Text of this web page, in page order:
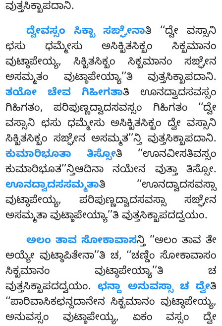
ವುತ್ತಸಿಕ್ಖಾಪದಾನಿ.
ದ್ವೇವಸ್ಸಂ ಸಿಕ್ಖಾ ಸಙ್ಘೇನಾತಿ ‘‘ದ್ವೇ ವಸ್ಸಾನಿ
ಛಸು ಧಮ್ಮೇಸು ಅಸಿಕ್ಖಿತಸಿಕ್ಖಂ ಸಿಕ್ಖಮಾನಂ
ವುಟ್ಠಾಪೇಯ್ಯ, ಸಿಕ್ಖಿತಸಿಕ್ಖಂ ಸಿಕ್ಖಮಾನಂ ಸಙ್ಘೇನ
ಅಸಮ್ಮತಂ ವುಟ್ಠಾಪೇಯ್ಯಾ’’ತಿ ವುತ್ತಸಿಕ್ಖಾಪದಾನಿ.
ತಯೋ ಚೇವ ಗಿಹೀಗತಾತಿ ಊನದ್ವಾದಸವಸ್ಸಂ
ಗಿಹಿಗತಂ, ಪರಿಪುಣ್ಣದ್ವಾದಸವಸ್ಸಂ ಗಿಹಿಗತಂ ‘‘ದ್ವೇ
ವಸ್ಸಾನಿ ಛಸು ಧಮ್ಮೇಸು ಅಸಿಕ್ಖಿತಸಿಕ್ಖಂ ದ್ವೇ ವಸ್ಸಾನಿ
ಸಿಕ್ಖಿತಸಿಕ್ಖಂ ಸಙ್ಘೇನ ಅಸಮ್ಮತ’’ನ್ತಿ ವುತ್ತಸಿಕ್ಖಾಪದಾನಿ.
ಕುಮಾರಿಭೂತಾ ತಿಸ್ಸೋತಿ ‘‘ಊನವೀಸತಿವಸ್ಸಂ
ಕುಮಾರಿಭೂತ’’ನ್ತಿಆದಿನಾ ನಯೇನ ವುತ್ತಾ ತಿಸ್ಸೋ.
ಊನದ್ವಾದಸಸಮ್ಮತಾತಿ ‘‘ಊನದ್ವಾದಸವಸ್ಸಾ
ವುಟ್ಠಾಪೇಯ್ಯ, ಪರಿಪುಣ್ಣದ್ವಾದಸವಸ್ಸಾ ಸಙ್ಘೇನ
ಅಸಮ್ಮತಾ ವುಟ್ಠಾಪೇಯ್ಯಾ’’ತಿ ವುತ್ತಸಿಕ್ಖಾಪದದ್ವಯಂ.
ಅಲಂ ತಾವ ಸೋಕಾವಾಸನ್ತಿ ‘‘ಅಲಂ ತಾವ ತೇ
ಅಯ್ಯೇ ವುಟ್ಠಾಪಿತೇನಾ’’ತಿ ಚ, ‘‘ಚಣ್ಡಿಂ ಸೋಕಾವಾಸಂ
ಸಿಕ್ಖಮಾನಂ ವುಟ್ಠಾಪೇಯ್ಯಾ’’ತಿ ಚ
ವುತ್ತಸಿಕ್ಖಾಪದದ್ವಯಂ.ಛನ್ದಾ ಅನುವಸ್ಸಾ ಚ ದ್ವೇತಿ
‘‘ಪಾರಿವಾಸಿಕಛನ್ದದಾನೇನ ಸಿಕ್ಖಮಾನಂ ವುಟ್ಠಾಪೇಯ್ಯ,
ಅನುವಸ್ಸಂ ವುಟ್ಠಾಪೇಯ್ಯ, ಏಕಂ ವಸ್ಸಂ ದ್ವೇ